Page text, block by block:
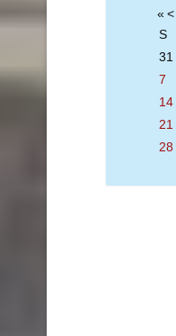
« <
S
31
7
14
21
28